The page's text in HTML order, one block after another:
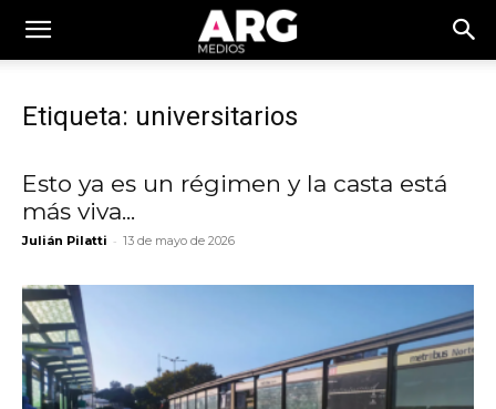
Etiqueta: universitarios
Esto ya es un régimen y la casta está
más viva...
Julián Pilatti - 13 de mayo de 2026